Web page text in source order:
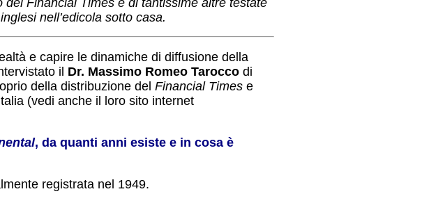
nell’edicola sotto casa.
e capire le dinamiche di diffusione della
il Dr. Massimo Romeo Tarocco di
della distribuzione del Financial Times e
(vedi anche il loro sito internet
, da quanti anni esiste e in cosa è
registrata nel 1949.